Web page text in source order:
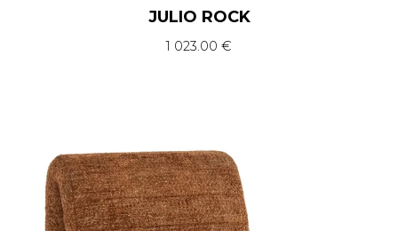
JULIO ROCK
1 023.00 €